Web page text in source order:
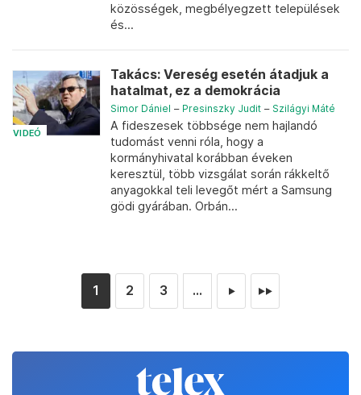
közösségek, megbélyegzett települések
és...
VIDEÓ
Takács: Vereség esetén átadjuk a
hatalmat, ez a demokrácia
Simor Dániel – Presinszky Judit – Szilágyi Máté
A fideszesek többsége nem hajlandó
tudomást venni róla, hogy a
kormányhivatal korábban éveken
keresztül, több vizsgálat során rákkeltő
anyagokkal teli levegőt mért a Samsung
gödi gyárában. Orbán...
1 2 3 ... ► ►►